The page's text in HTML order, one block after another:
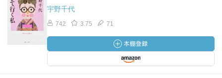
宇野千代
742 3.75 71